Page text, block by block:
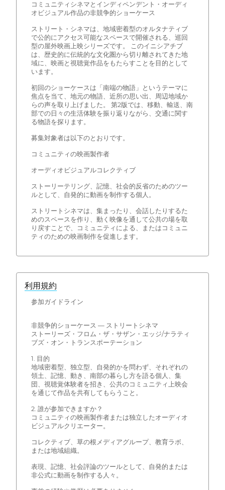
コミュニティシネマとインディペンデント・オーディ
オビジュアル作品の非競争的ショーケース
ストリート・シネマは、地域密着型のオルタナティブ
で公的にアクセス可能なスペースで開催される、巡回
型の屋外映画上映シリーズです。 このイニシアチブ
は、歴史的に伝統的な文化圏から切り離されてきた地
域に、映画と視聴覚作品をもたらすことを目的として
います。
初回のショーケースは「南端の物語」というテーマに
焦点を当て、地元の物語、近所の思い出、周辺地域か
らの声を取り上げました。 第2版では、移動、輸送、南
部での日々の生活体験を振り返りながら、交通に関す
る物語を探ります。
募集対象者は以下のとおりです。
コミュニティの映画製作者
オーディオビジュアルコレクティブ
ストーリーテリング、記憶、社会的反省のためのツー
ルとして、自発的に動画を制作する個人。
ストリートシネマは、集まったり、会話したりするた
めのスペースを作り、動く映像を通して公共の場を取
り戻すことで、コミュニティによる、またはコミュニ
ティのための映画制作を促進します。
利用規約
参加ガイドライン
非競争的ショーケース — ストリートシネマ
ストーリーズ・フロム・ザ・サザン・エッジ/ナラティ
ブズ・オン・トランスポーテーション
1. 目的
地域密着型、独立型、自発的かを問わず、それぞれの
領土、記憶、動き、南部の暮らし方を語る個人、集
団、視聴覚体験者を招き、公共のコミュニティ上映会
を通じて作品を共有してもらうこと。
2. 誰が参加できますか？
コミュニティの映画製作者または独立したオーディオ
ビジュアルクリエーター。
コレクティブ、草の根メディアグループ、教育ラボ、
または地域組織。
表現、記憶、社会評論のツールとして、自発的または
非公式に動画を制作する人々。